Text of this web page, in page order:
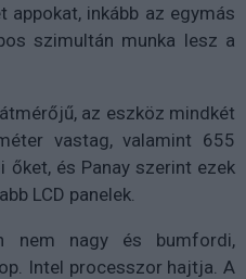
inkább az egymás
szimultán munka lesz a
az eszköz mindkét
vastag, valamint 655
őket, és Panay szerint ezek
LCD panelek.
nem nagy és bumfordi,
Intel processzor hajtja. A